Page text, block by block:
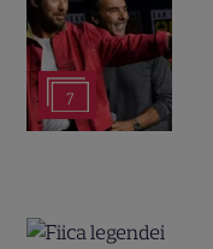
7